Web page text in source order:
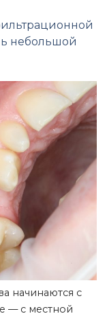
небольшой
начинаются с
— с местной